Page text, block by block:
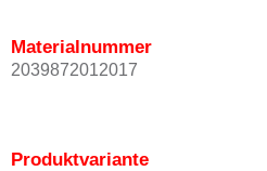
Materialnummer
2039872012017
Produktvariante